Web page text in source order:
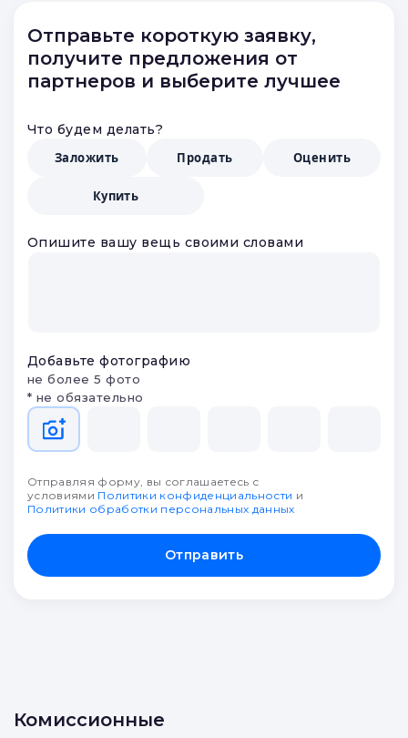
Отправьте короткую заявку,
получите предложения от
партнеров и выберите лучшее
Что будем делать?
Заложить
Продать Оценить
Купить
Опишите вашу вещь своими словами
Добавьте фотографию
не более 5 фото
* не обязательно
Отправляя форму, вы соглашаетесь с
условиями Политики конфиденциальности и
Политики обработки персональных данных
Отправить
Комиссионные